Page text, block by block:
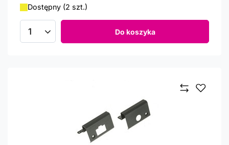
Dostępny (2 szt.)
Ilość produktów Do koszyka